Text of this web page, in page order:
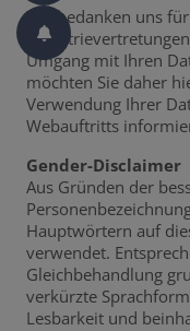
Wir bedanken uns
Umgang mit Ihren
möchten Sie daher
Verwendung Ihrer
Webauftritts
Gender-Disclaimer
Aus Gründen der
Hauptwörtern auf
verwendet.
Gleichbehandlung
verkürzte
Lesbarkeit und